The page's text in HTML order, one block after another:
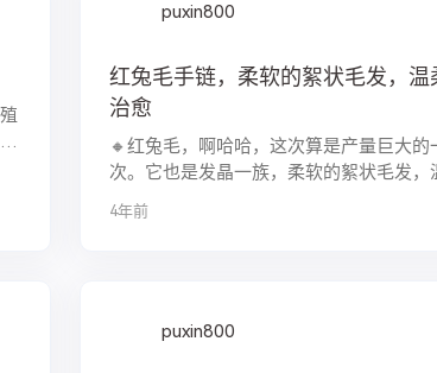
puxin800
红兔毛手链，柔软的絮状毛发，温
治愈
🔸红兔毛，啊哈哈，这次算是产量巨大的
次。它也是发晶一族，柔软的絮状毛发，
治愈。调节女性荷尔蒙极好的一种天然晶
小珠为主，价不高。来撸~！
4年前
puxin800